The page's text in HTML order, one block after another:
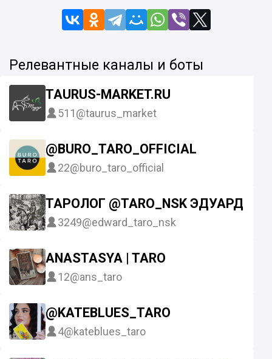
Релевантные каналы и боты
TAURUS-MARKET.RU
511@taurus_market
@BURO_TARO_OFFICIAL
22@buro_taro_official
ТАРОЛОГ @TARO_NSK ЭДУАРД
3249@edward_taro_nsk
ANASTASYA | TARO
12@ans_taro
@KATEBLUES_TARO
4@kateblues_taro